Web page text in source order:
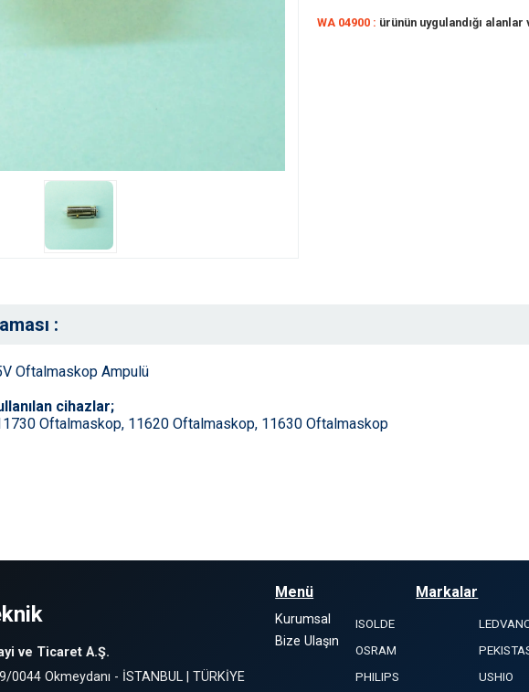
WA 04900 : ürünün uygulandığı
:
Oftalmaskop Ampulü
cihazlar;
Oftalmaskop, 11620 Oftalmaskop, 11630 Oftalmaskop
ve Ticaret A.Ş.
Okmeydanı - İSTANBUL | TÜRKİYE
Menü
Kurumsal
Bize Ulaşın
Markalar
ISOLDE
OSRAM
PHILIPS
USHIO